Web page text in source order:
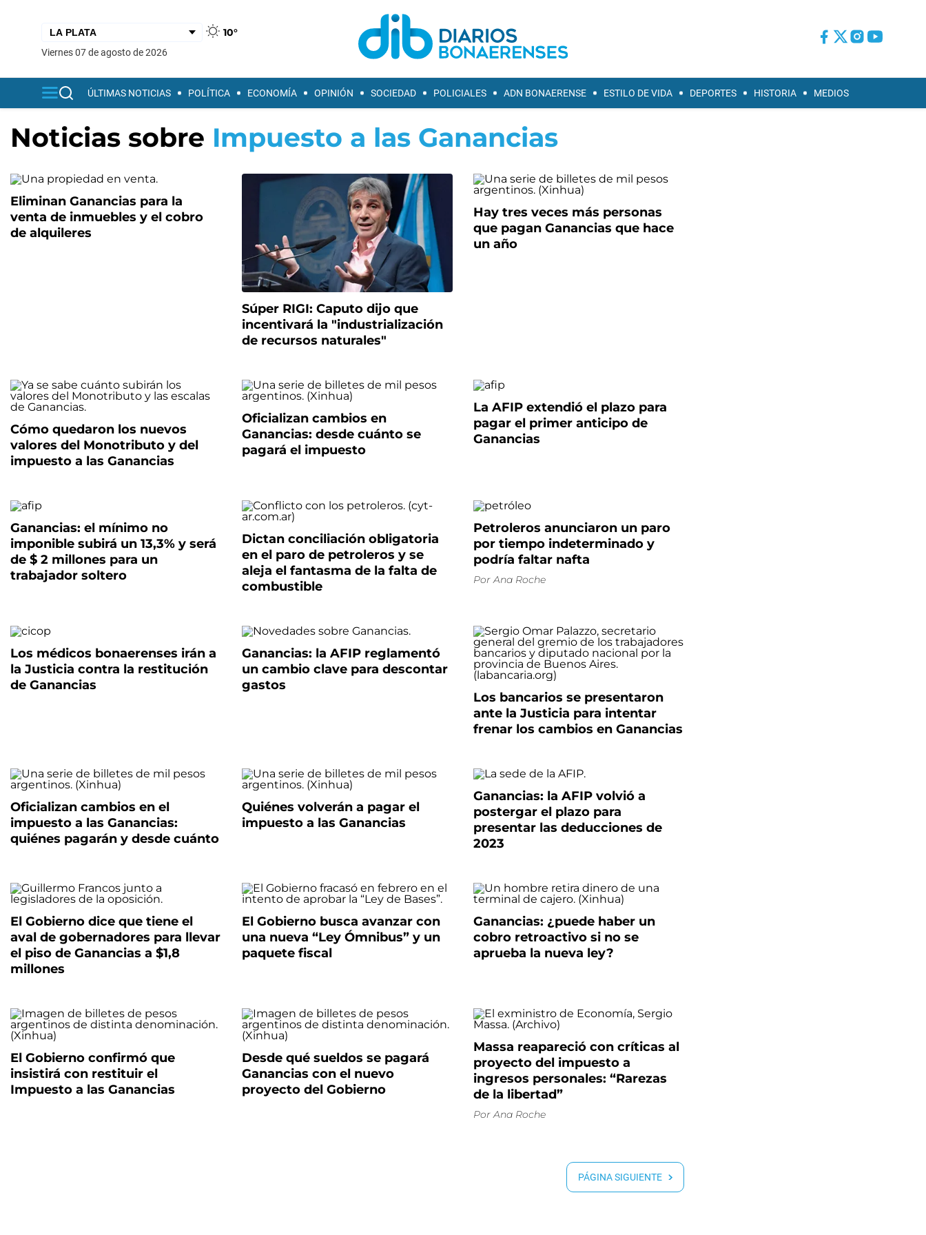
10°
viernes 07 de agosto de 2026
ÚLTIMAS NOTICIAS POLÍTICA ECONOMÍA OPINIÓN SOCIEDAD POLICIALES ADN BONAERENSE ESTILO DE VIDA DEPORTES HISTORIA MEDIOS
Noticias sobre Impuesto a las Ganancias
Eliminan Ganancias para la
venta de inmuebles y el cobro
de alquileres
Súper RIGI: Caputo dijo que
incentivará la "industrialización
de recursos naturales"
Hay tres veces más personas
que pagan Ganancias que hace
un año
Cómo quedaron los nuevos
valores del Monotributo y del
impuesto a las Ganancias
Oficializan cambios en
Ganancias: desde cuánto se
pagará el impuesto
La AFIP extendió el plazo para
pagar el primer anticipo de
Ganancias
Ganancias: el mínimo no
imponible subirá un 13,3% y será
de $ 2 millones para un
trabajador soltero
Dictan conciliación obligatoria
en el paro de petroleros y se
aleja el fantasma de la falta de
combustible
Petroleros anunciaron un paro
por tiempo indeterminado y
podría faltar nafta
Por Ana Roche
Los médicos bonaerenses irán a
la Justicia contra la restitución
de Ganancias
Ganancias: la AFIP reglamentó
un cambio clave para descontar
gastos
Los bancarios se presentaron
ante la Justicia para intentar
frenar los cambios en Ganancias
Oficializan cambios en el
impuesto a las Ganancias:
quiénes pagarán y desde cuánto
Quiénes volverán a pagar el
impuesto a las Ganancias
Ganancias: la AFIP volvió a
postergar el plazo para
presentar las deducciones de
2023
El Gobierno dice que tiene el
aval de gobernadores para llevar
el piso de Ganancias a $1,8
millones
El Gobierno busca avanzar con
una nueva “Ley Ómnibus” y un
paquete fiscal
Ganancias: ¿puede haber un
cobro retroactivo si no se
aprueba la nueva ley?
El Gobierno confirmó que
insistirá con restituir el
Impuesto a las Ganancias
Desde qué sueldos se pagará
Ganancias con el nuevo
proyecto del Gobierno
Massa reapareció con críticas al
proyecto del impuesto a
ingresos personales: “Rarezas
de la libertad”
Por Ana Roche
PÁGINA SIGUIENTE